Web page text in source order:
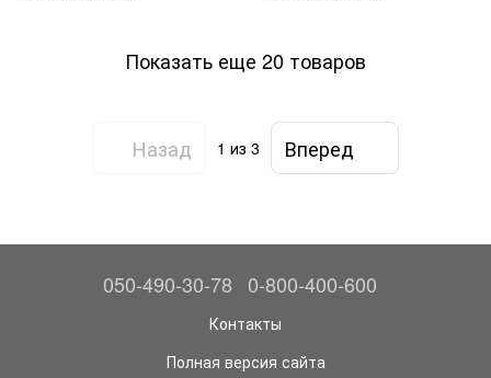
Показать еще 20 товаров
Назад 1 из 3 Вперед
050-490-30-78 0-800-400-600
Контакты
Полная версия сайта